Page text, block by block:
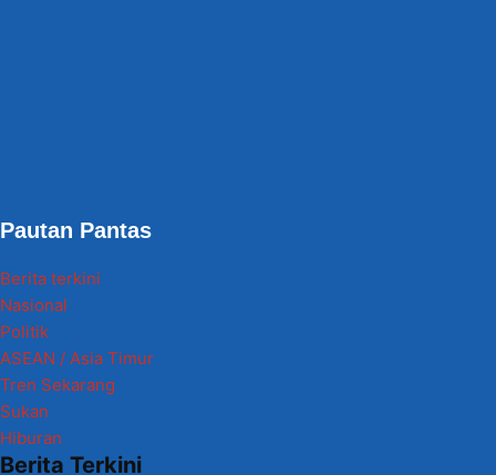
Pautan Pantas
Berita terkini
Nasional
Politik
ASEAN / Asia Timur
Tren Sekarang
Sukan
Hiburan
Berita Terkini